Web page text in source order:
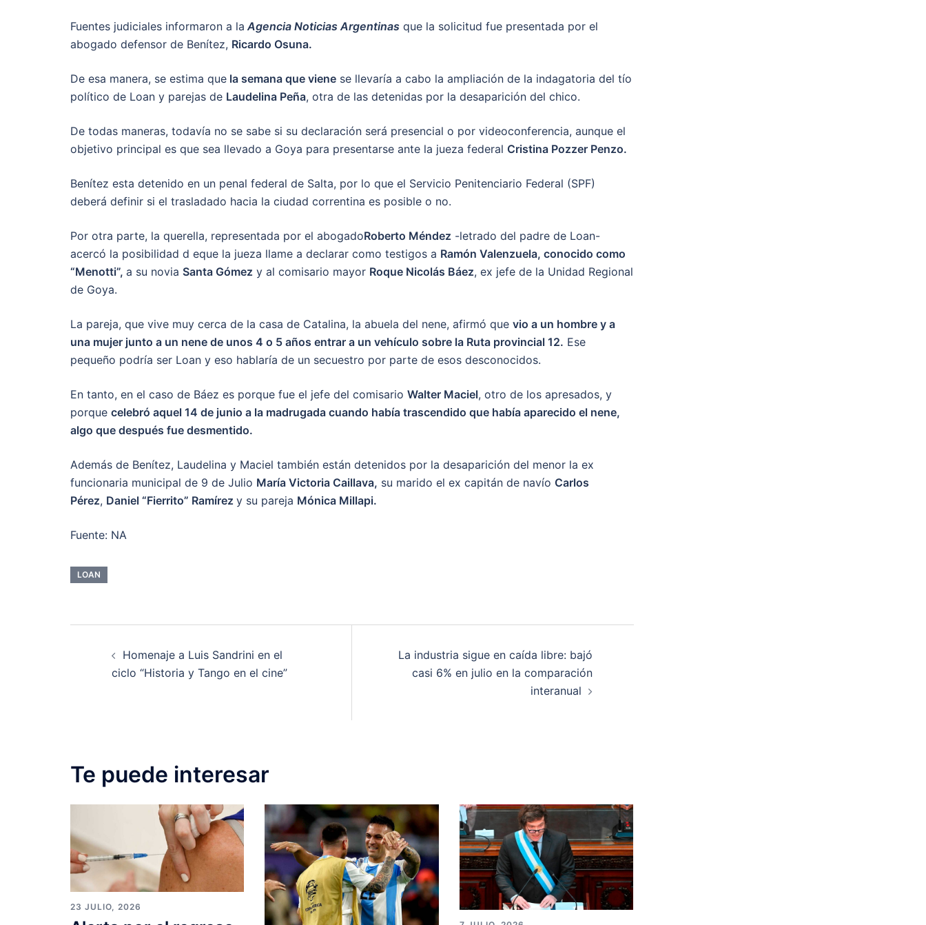
Fuentes judiciales informaron a la Agencia Noticias Argentinas que la solicitud fue presentada por el
abogado defensor de Benítez, Ricardo Osuna.
De esa manera, se estima que la semana que viene se llevaría a cabo la ampliación de la indagatoria del tío
político de Loan y parejas de Laudelina Peña, otra de las detenidas por la desaparición del chico.
De todas maneras, todavía no se sabe si su declaración será presencial o por videoconferencia, aunque el
objetivo principal es que sea llevado a Goya para presentarse ante la jueza federal Cristina Pozzer Penzo.
Benítez esta detenido en un penal federal de Salta, por lo que el Servicio Penitenciario Federal (SPF)
deberá definir si el trasladado hacia la ciudad correntina es posible o no.
Por otra parte, la querella, representada por el abogadoRoberto Méndez -letrado del padre de Loan-
acercó la posibilidad d eque la jueza llame a declarar como testigos a Ramón Valenzuela, conocido como
“Menotti”, a su novia Santa Gómez y al comisario mayor Roque Nicolás Báez, ex jefe de la Unidad Regional
de Goya.
La pareja, que vive muy cerca de la casa de Catalina, la abuela del nene, afirmó que vio a un hombre y a
una mujer junto a un nene de unos 4 o 5 años entrar a un vehículo sobre la Ruta provincial 12. Ese
pequeño podría ser Loan y eso hablaría de un secuestro por parte de esos desconocidos.
En tanto, en el caso de Báez es porque fue el jefe del comisario Walter Maciel, otro de los apresados, y
porque celebró aquel 14 de junio a la madrugada cuando había trascendido que había aparecido el nene,
algo que después fue desmentido.
Además de Benítez, Laudelina y Maciel también están detenidos por la desaparición del menor la ex
funcionaria municipal de 9 de Julio María Victoria Caillava, su marido el ex capitán de navío Carlos
Pérez, Daniel “Fierrito” Ramírez y su pareja Mónica Millapi.
Fuente: NA
LOAN
navigation
Homenaje a Luis Sandrini en el
ciclo “Historia y Tango en el cine”
La industria sigue en caída libre: bajó
casi 6% en julio en la comparación
interanual
Te puede interesar
23 JULIO, 2026